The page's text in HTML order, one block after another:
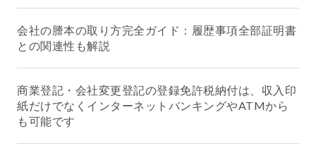
会社の謄本の取り方完全ガイド：履歴事項全部証明書
との関連性も解説
商業登記・会社変更登記の登録免許税納付は、収入印
紙だけでなくインターネットバンキングやATMから
も可能です